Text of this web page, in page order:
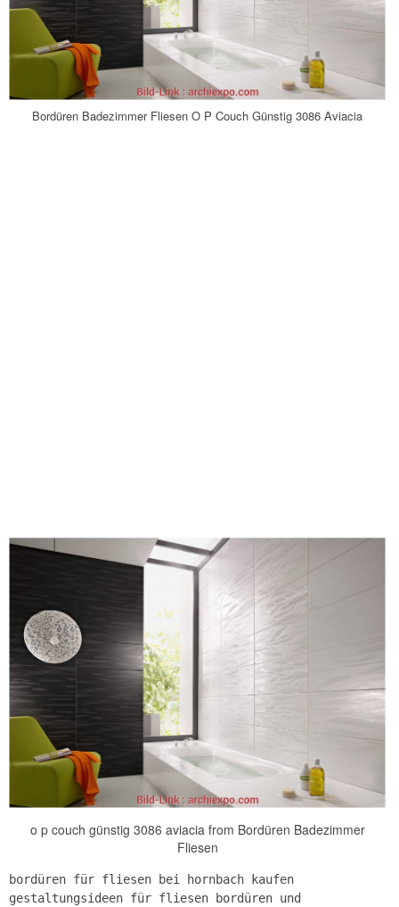
Bordüren Badezimmer Fliesen O P Couch Günstig 3086 Aviacia
o p couch günstig 3086 aviacia from Bordüren Badezimmer
Fliesen
bordüren für fliesen bei hornbach kaufen
gestaltungsideen für fliesen bordüren und